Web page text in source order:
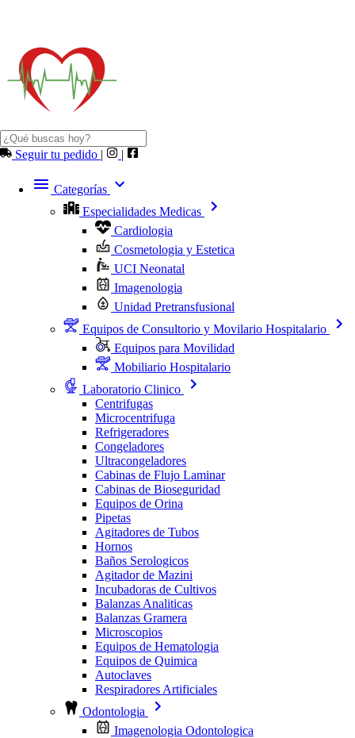
Seguir tu pedido | |
Categorías
Especialidades Medicas
Cardiologia
Cosmetologia y Estetica
UCI Neonatal
Imagenologia
Unidad Pretransfusional
Equipos de Consultorio y Movilario Hospitalario
Equipos para Movilidad
Mobiliario Hospitalario
Laboratorio Clinico
Centrifugas
Microcentrifuga
Refrigeradores
Congeladores
Ultracongeladores
Cabinas de Flujo Laminar
Cabinas de Bioseguridad
Equipos de Orina
Pipetas
Agitadores de Tubos
Hornos
Baños Serologicos
Agitador de Mazini
Incubadoras de Cultivos
Balanzas Analiticas
Balanzas Gramera
Microscopios
Equipos de Hematologia
Equipos de Quimica
Autoclaves
Respiradores Artificiales
Odontologia
Imagenologia Odontologica